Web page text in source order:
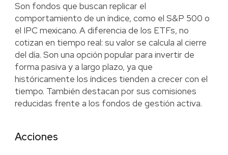
Son fondos que buscan replicar el
comportamiento de un índice, como el S&P 500 o
el IPC mexicano. A diferencia de los ETFs, no
cotizan en tiempo real: su valor se calcula al cierre
del día. Son una opción popular para invertir de
forma pasiva y a largo plazo, ya que
históricamente los índices tienden a crecer con el
tiempo. También destacan por sus comisiones
reducidas frente a los fondos de gestión activa.
Acciones